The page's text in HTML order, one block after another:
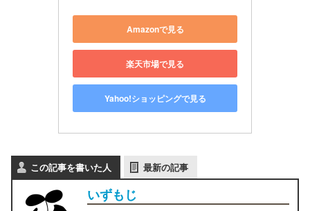
Amazonで見る
楽天市場で見る
Yahoo!ショッピングで見る
この記事を書いた人 最新の記事
いずもじ